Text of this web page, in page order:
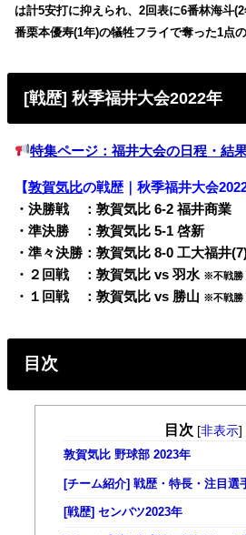
は計5安打に抑えられ、2回表に6番林海斗
番栗本優寿(1年)の犠牲フライで奪った1点
[戦歴] 秋季福井大会2022年
特集ページ：福井大会の日程・結
【敦賀気比の戦歴｜秋季福井大会2022
・決勝戦 ：敦賀気比 6-2 福井商業
・準決勝 ：敦賀気比 5-1 啓新
・準々決勝：敦賀気比 8-0 工大福井
・２回戦 ：敦賀気比 vs 羽水 ※不戦勝
・１回戦 ：敦賀気比 vs 勝山 ※不戦勝
目次
目次 [非表示]
敦賀気比 野球部 2023年
[チーム紹介] 戦歴・特長・注目選
[戦歴] センバツ2023年